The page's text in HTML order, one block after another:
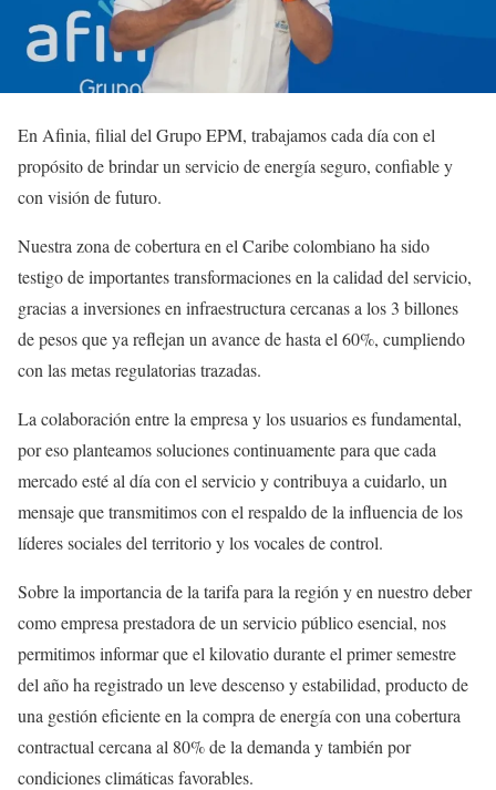
En Afinia, filial del Grupo EPM, trabajamos cada día con el
propósito de brindar un servicio de energía seguro, confiable y
con visión de futuro.
Nuestra zona de cobertura en el Caribe colombiano ha sido
testigo de importantes transformaciones en la calidad del servicio,
gracias a inversiones en infraestructura cercanas a los 3 billones
de pesos que ya reflejan un avance de hasta el 60%, cumpliendo
con las metas regulatorias trazadas.
La colaboración entre la empresa y los usuarios es fundamental,
por eso planteamos soluciones continuamente para que cada
mercado esté al día con el servicio y contribuya a cuidarlo, un
mensaje que transmitimos con el respaldo de la influencia de los
líderes sociales del territorio y los vocales de control.
Sobre la importancia de la tarifa para la región y en nuestro deber
como empresa prestadora de un servicio público esencial, nos
permitimos informar que el kilovatio durante el primer semestre
del año ha registrado un leve descenso y estabilidad, producto de
una gestión eficiente en la compra de energía con una cobertura
contractual cercana al 80% de la demanda y también por
condiciones climáticas favorables.